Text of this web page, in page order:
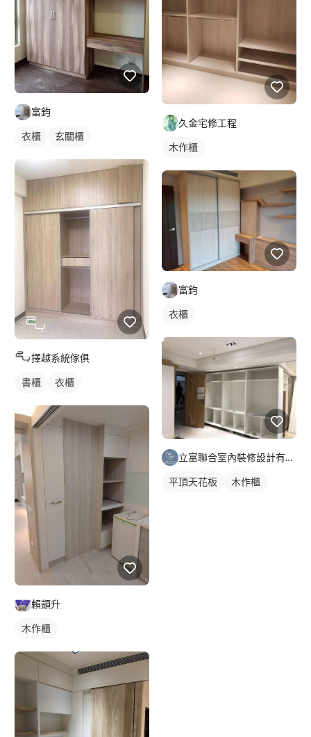
富鈞
衣櫃 玄關櫃
擇越系統傢俱
書櫃 衣櫃
賴顗升
木作櫃
久金宅修工程
木作櫃
富鈞
衣櫃
立富聯合室內裝修設計有限公司
平頂天花板 木作櫃